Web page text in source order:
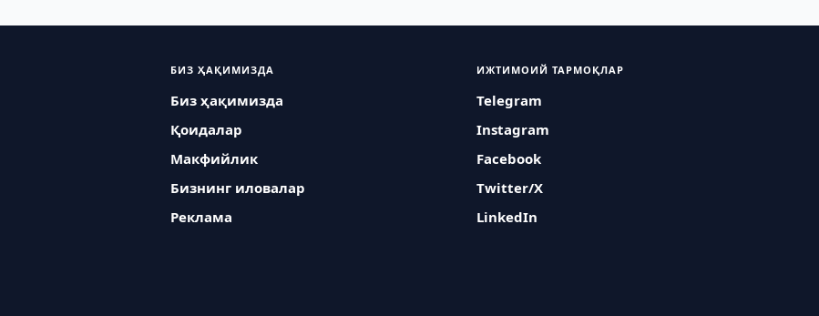
БИЗ ҲАҚИМИЗДА
Биз ҳақимизда
Қоидалар
Макфийлик
Бизнинг иловалар
Реклама
ИЖТИМОИЙ ТАРМОҚЛАР
Telegram
Instagram
Facebook
Twitter/X
LinkedIn